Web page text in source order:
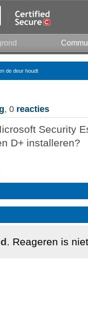
de deur houdt
, 0 reacties
Security
D+ installeren?
. Reageren is